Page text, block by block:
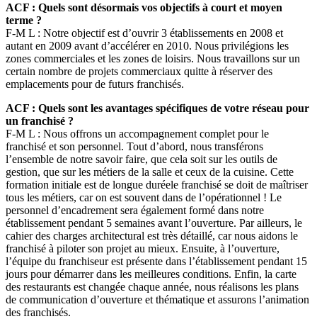
ACF : Quels sont désormais vos objectifs à court et moyen
terme ?
F-M L : Notre objectif est d’ouvrir 3 établissements en 2008 et
autant en 2009 avant d’accélérer en 2010. Nous privilégions les
zones commerciales et les zones de loisirs. Nous travaillons sur un
certain nombre de projets commerciaux quitte à réserver des
emplacements pour de futurs franchisés.
ACF : Quels sont les avantages spécifiques de votre réseau pour
un franchisé ?
F-M L : Nous offrons un accompagnement complet pour le
franchisé et son personnel. Tout d’abord, nous transférons
l’ensemble de notre savoir faire, que cela soit sur les outils de
gestion, que sur les métiers de la salle et ceux de la cuisine. Cette
formation initiale est de longue duréele franchisé se doit de maîtriser
tous les métiers, car on est souvent dans de l’opérationnel ! Le
personnel d’encadrement sera également formé dans notre
établissement pendant 5 semaines avant l’ouverture. Par ailleurs, le
cahier des charges architectural est très détaillé, car nous aidons le
franchisé à piloter son projet au mieux. Ensuite, à l’ouverture,
l’équipe du franchiseur est présente dans l’établissement pendant 15
jours pour démarrer dans les meilleures conditions. Enfin, la carte
des restaurants est changée chaque année, nous réalisons les plans
de communication d’ouverture et thématique et assurons l’animation
des franchisés.